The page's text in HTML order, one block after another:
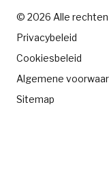
© 2026 Alle
Privacybeleid
Cookiesbeleid
Algemene
Sitemap